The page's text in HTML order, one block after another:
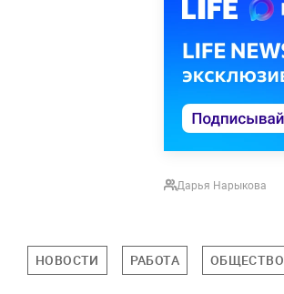
Дарья Нарыкова
НОВОСТИ РАБОТА ОБЩЕСТВО